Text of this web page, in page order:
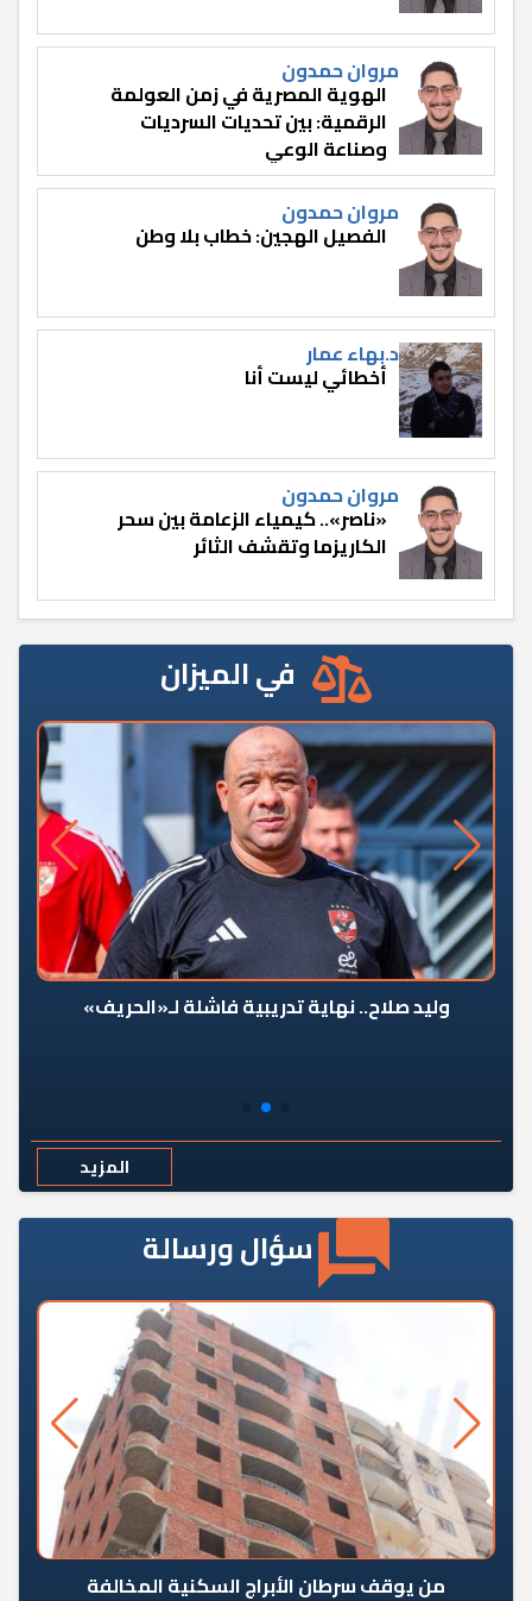
مروان حمدون
الهوية المصرية في زمن العولمة
الرقمية: بين تحديات السرديات
وصناعة الوعي
مروان حمدون
الفصيل الهجين: خطاب بلا وطن
د.بهاء عمار
أخطائي ليست أنا
مروان حمدون
«ناصر».. كيمياء الزعامة بين سحر
الكاريزما وتقشف الثائر
في الميزان
وليد صلاح.. نهاية تدريبية فاشلة لـ«الحريف»
المزيد
سؤال ورسالة
من يوقف سرطان الأبراج السكنية المخالفة